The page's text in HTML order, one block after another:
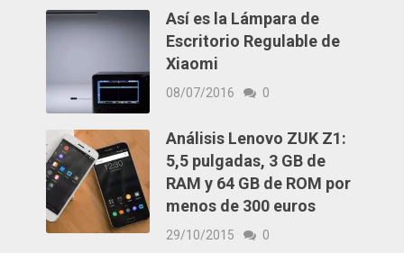
Así es la Lámpara de
Escritorio Regulable de
Xiaomi
08/07/2016 0
Análisis Lenovo ZUK Z1:
5,5 pulgadas, 3 GB de
RAM y 64 GB de ROM por
menos de 300 euros
29/10/2015 0